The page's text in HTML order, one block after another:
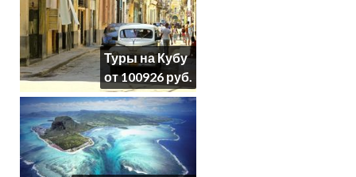
Туры на Кубу
от 100926 руб.